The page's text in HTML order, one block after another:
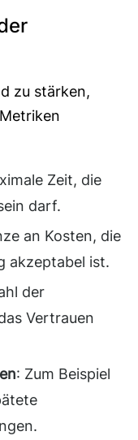
zu stärken,
Zeit, die
darf.
an Kosten, die
akzeptabel ist.
der
Vertrauen
: Zum Beispiel